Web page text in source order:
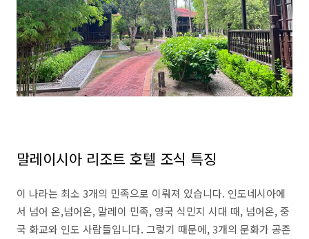
말레이시아 리조트 호텔 조식 특징
이 나라는 최소 3개의 민족으로 이뤄져 있습니다. 인도네시아에
서 넘어 온,넘어온, 말레이 민족, 영국 식민지 시대 때, 넘어온, 중
국 화교와 인도 사람들입니다. 그렇기 때문에, 3개의 문화가 공존